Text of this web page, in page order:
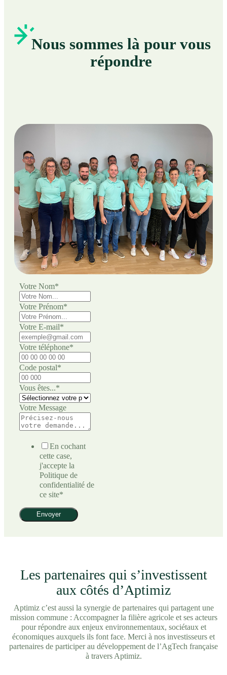
Nous sommes là pour vous
répondre
Votre Nom*
Votre Prénom*
Votre E-mail*
Votre téléphone*
Code postal*
Vous êtes...*
Votre Message
En cochant
cette case,
j'accepte la
Politique de
confidentialité de
ce site*
Les partenaires qui s’investissent
aux côtés d’Aptimiz
Aptimiz c’est aussi la synergie de partenaires qui partagent une
mission commune : Accompagner la filière agricole et ses acteurs
pour répondre aux enjeux environnementaux, sociétaux et
économiques auxquels ils font face. Merci à nos investisseurs et
partenaires de participer au développement de l’AgTech française
à travers Aptimiz.